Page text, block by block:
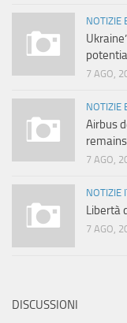
NOTIZIE
7 AGO,
NOTIZIE
Airbus
7 AGO,
NOTIZIE
Libertà
7 AGO,
DISCUSSIONI